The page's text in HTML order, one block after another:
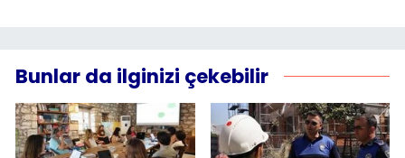
Bunlar da ilginizi çekebilir